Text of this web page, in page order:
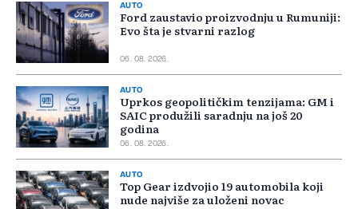
AUTO
Ford zaustavio proizvodnju u Rumuniji:
Evo šta je stvarni razlog
06. 08. 2026.
AUTO
Uprkos geopolitičkim tenzijama: GM i
SAIC produžili saradnju na još 20
godina
06. 08. 2026.
AUTO
Top Gear izdvojio 19 automobila koji
nude najviše za uloženi novac